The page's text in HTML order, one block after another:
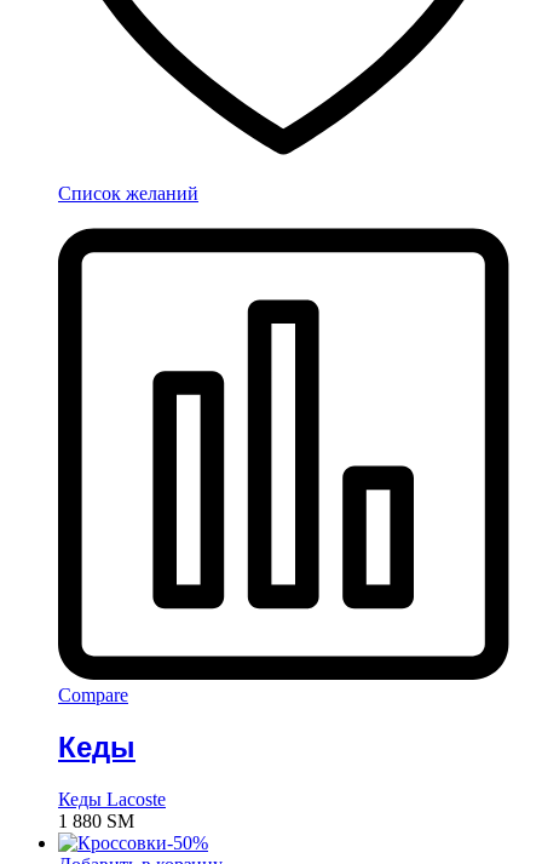
Список желаний
Compare
Кеды
Кеды Lacoste
1 880 ЅМ
-50%